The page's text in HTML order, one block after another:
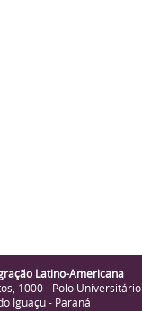
Latino-Americana
1000 - Polo Universitário
Iguaçu - Paraná